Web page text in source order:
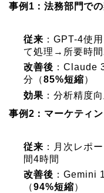
事例1：法務部門で
従来 ：GPT-4使
て処理→所要時間
改善後 ：Claude
分（85%短縮）
効果 ：分析精度
事例2：マーケティ
従来 ：月次レポ
間4時間
改善後 ：Gemini
（94%短縮）